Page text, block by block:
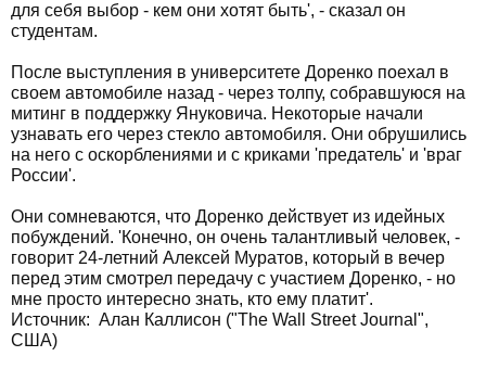
для себя выбор - кем они хотят быть', - сказал он
студентам.
После выступления в университете Доренко поехал в
своем автомобиле назад - через толпу, собравшуюся на
митинг в поддержку Януковича. Некоторые начали
узнавать его через стекло автомобиля. Они обрушились
на него с оскорблениями и с криками 'предатель' и 'враг
России'.
Они сомневаются, что Доренко действует из идейных
побуждений. 'Конечно, он очень талантливый человек, -
говорит 24-летний Алексей Муратов, который в вечер
перед этим смотрел передачу с участием Доренко, - но
мне просто интересно знать, кто ему платит'.
Источник: Алан Каллисон ("The Wall Street Journal",
США)